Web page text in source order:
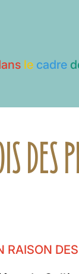
le cadre
DES
RAISON